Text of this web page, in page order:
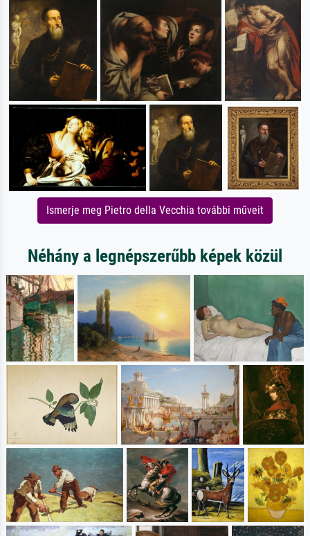
Ismerje meg Pietro della Vecchia további műveit
Néhány a legnépszerűbb képek közül